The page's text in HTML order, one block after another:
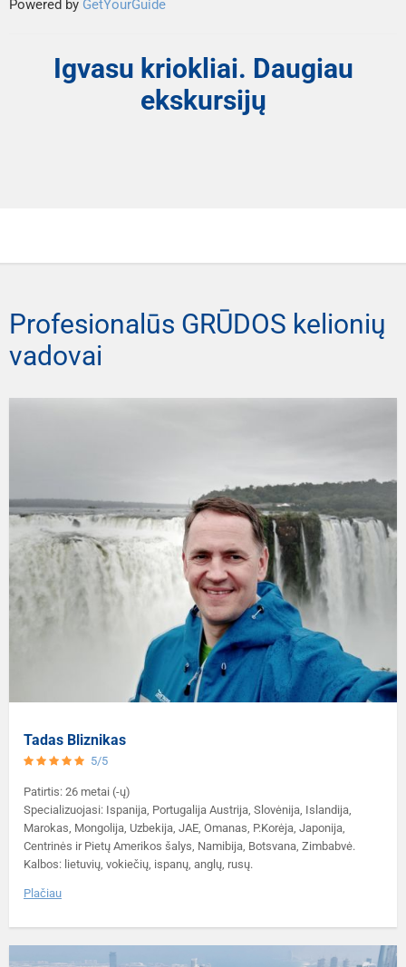
Powered by GetYourGuide
Igvasu kriokliai. Daugiau
ekskursijų
Profesionalūs GRŪDOS kelionių
vadovai
Tadas Bliznikas
5/5
Patirtis: 26 metai (-ų)
Specializuojasi: Ispanija, Portugalija Austrija, Slovėnija, Islandija,
Marokas, Mongolija, Uzbekija, JAE, Omanas, P.Korėja, Japonija,
Centrinės ir Pietų Amerikos šalys, Namibija, Botsvana, Zimbabvė.
Kalbos: lietuvių, vokiečių, ispanų, anglų, rusų.
Plačiau